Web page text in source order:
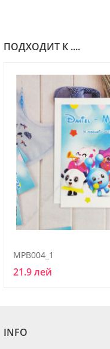
ПОДХОДИТ К ....
MPB004_1
21.9 лей
INFO